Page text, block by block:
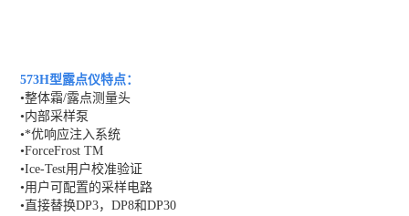
573H型露点仪特点：
•整体霜/露点测量头
•内部采样泵
•*优响应注入系统
•ForceFrost TM
•Ice-Test用户校准验证
•用户可配置的采样电路
•直接替换DP3，DP8和DP30